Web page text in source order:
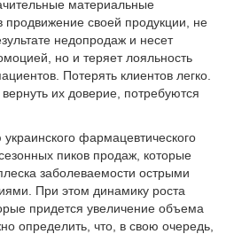
материальные
продвижение своей продукции, не
недопродаж и несет
но и теряет лояльность
Потерять клиентов легко.
их доверие, потребуются
фармацевтического
пиков продаж, которые
заболеваемости острыми
При этом динамику роста
придется увеличение объема
определить, что, в свою очередь,